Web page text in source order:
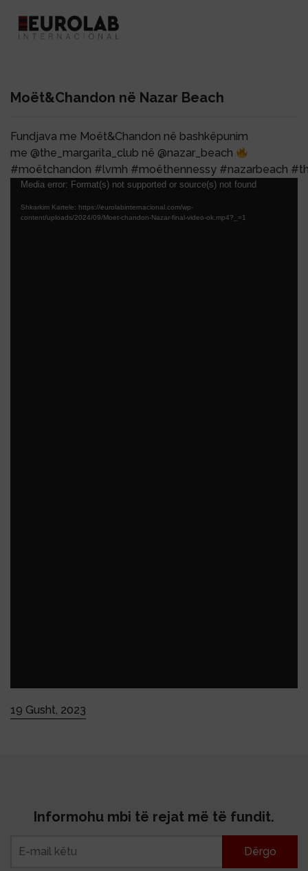
Moët&Chandon në Nazar Beach
Fundjava me Moët&Chandon në bashkëpunim
me @the_margarita_club në @nazar_beach
#moëtchandon #lvmh #moëthennessy #nazarbeach
Lojtës
Videosh
Media error: Format(s) not supported or source(s) not found
Shkarkim Kartele: https://eurolabinternacional.com/wp-
content/uploads/2024/09/Moet-chandon-Nazar-final-video-ok.mp4?_=1
19 Gusht, 2023
Informohu mbi të rejat më të fundit.